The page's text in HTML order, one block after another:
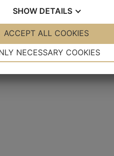
De
SHOW DETAILS
NO YES NO
NECESSARY COOKIES
ACCEPT ALL COOKIES